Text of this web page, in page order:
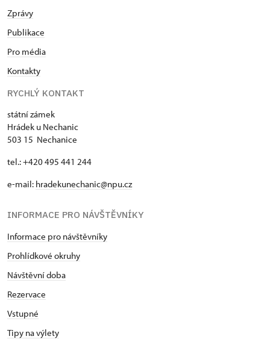
Zprávy
Publikace
Pro média
Kontakty
RYCHLÝ KONTAKT
státní zámek
Hrádek u Nechanic
503 15 Nechanice
tel.: +420 495 441 244
e-mail: hradekunechanic@npu.cz
INFORMACE PRO NÁVŠTĚVNÍKY
Informace pro návštěvníky
Prohlídkové okruhy
Návštěvní doba
Rezervace
Vstupné
Tipy na výlety